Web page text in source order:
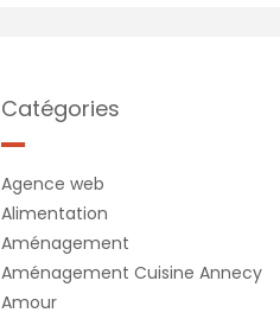
Catégories
Agence web
Alimentation
Aménagement
Aménagement Cuisine Annecy
Amour